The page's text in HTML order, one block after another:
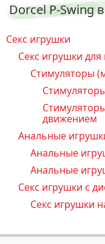
Dorcel P-Swing
Секс игрушки
Секс игрушки
Стимуляторы
движением
Анальные
Анальные
Анальные
Секс игрушки с
Секс игрушки